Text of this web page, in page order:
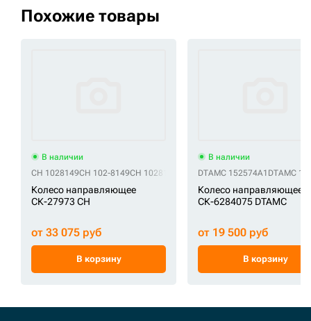
Похожие товары
В наличии
CH 1028149CH 102-8149CH 1028155 CH 102-8155 CH 115-3696CH
Колесо направляющее
СК-27973 CH
от 33 075 руб
В корзину
В наличии
DTAMC 152574A1 DTAMC
Колесо направляющее
СК-6284075 DTAMC
от 19 500 руб
В корзину